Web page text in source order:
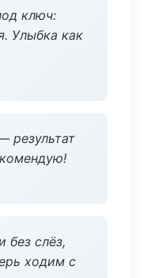
ключ:
Улыбка как
результат
без слёз,
ходим с